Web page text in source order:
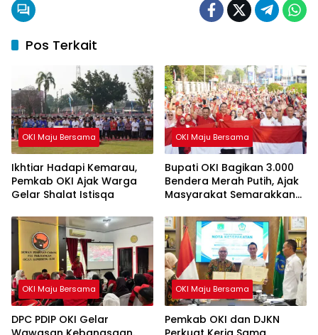
Pos Terkait
OKI Maju Bersama
Ikhtiar Hadapi Kemarau,
Pemkab OKI Ajak Warga
Gelar Shalat Istisqa
OKI Maju Bersama
Bupati OKI Bagikan 3.000
Bendera Merah Putih, Ajak
Masyarakat Semarakkan
OKI Maju Bersama
DPC PDIP OKI Gelar
OKI Maju Bersama
Pemkab OKI dan DJKN